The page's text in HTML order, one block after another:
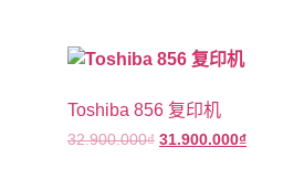
Toshiba 856 复印机
32.900.000₫ 31.900.000₫